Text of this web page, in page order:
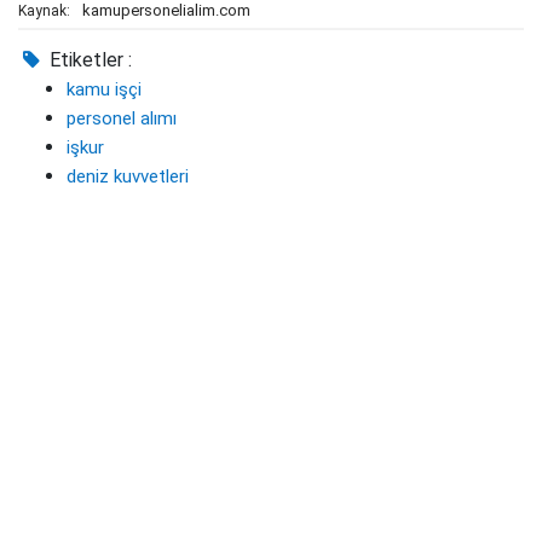
Kaynak: kamupersonelialim.com
Etiketler :
kamu işçi
personel alımı
işkur
deniz kuvvetleri